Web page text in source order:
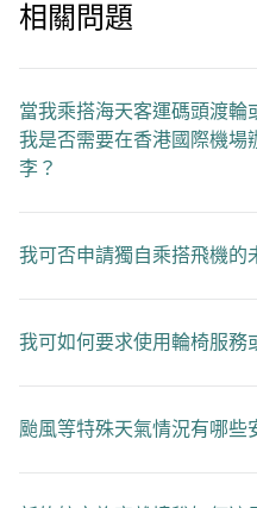
相關問題
當我乘搭海天客運碼頭渡輪
我是否需要在香港國際機場
李？
我可否申請獨自乘搭飛機的
我可如何要求使用輪椅服務
颱風等特殊天氣情況有哪些